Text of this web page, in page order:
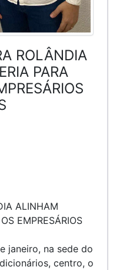
ROLÂNDIA
PARA
ALINHAM
EMPRESÁRIOS
janeiro, na sede do
centro, o